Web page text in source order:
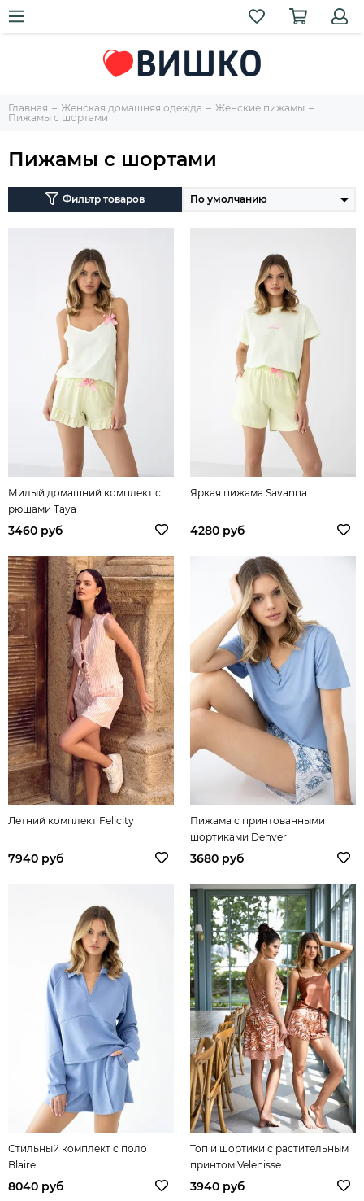
Главная Женская домашняя одежда
Женские пижамы
Пижамы с шортами
Пижамы с шортами
Фильтр товаров
Милый домашний комплект с
рюшами Taya
3460 руб
Яркая пижама Savanna
4280 руб
Летний комплект Felicity
7940 руб
Пижама с принтованными
шортиками Denver
3680 руб
Стильный комплект с поло
Blaire
8040 руб
Топ и шортики с растительным
принтом Velenisse
3940 руб